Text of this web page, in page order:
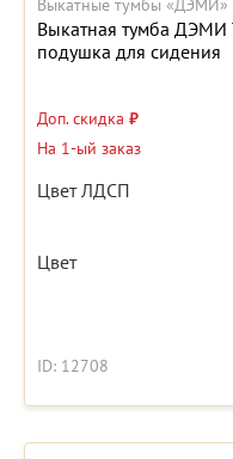
Выкатные тумбы «ДЭМИ»
Выкатная тумба
подушка для сидения
Доп. скидка ₽
На 1-ый заказ
Цвет ЛДСП
Цвет
ID: 12708